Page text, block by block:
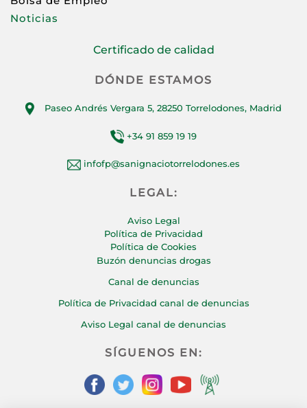
Noticias
Certificado de calidad
DÓNDE ESTAMOS
Paseo Andrés Vergara 5, 28250 Torrelodones, Madrid
+34 91 859 19 19
infofp@sanignaciotorrelodones.es
LEGAL:
Aviso Legal
Política de Privacidad
Política de Cookies
Buzón denuncias drogas
Canal de denuncias
Política de Privacidad canal de denuncias
Aviso Legal canal de denuncias
SÍGUENOS EN: